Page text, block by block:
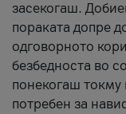
засекогаш.
пораката допре
одговорното
безбедноста во
понекогаш токму
потребен за